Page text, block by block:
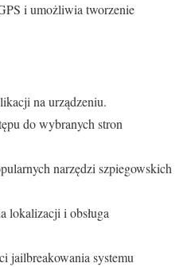
i umożliwia tworzenie
na urządzeniu.
do wybranych stron
narzędzi szpiegowskich
lokalizacji i obsługa
jailbreakowania systemu